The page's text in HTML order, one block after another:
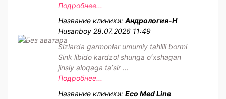
Подробнее...
Название клиники:Андрология-Н
Husanboy 28.07.2026 11:49
Sizlarda garmonlar umumiy tahlili bormi
Sink libido kardzol shunga oʻxshagan
jinsiy aloqaga taʼsir ...
Подробнее...
Название клиники: Eco Med Line